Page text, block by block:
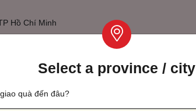
Hồ Chí Minh
anniversary Celebrating the first day we met
Select a province / city
quà đến đâu?